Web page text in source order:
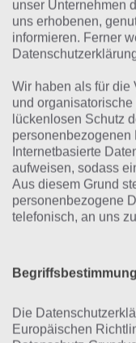
unser Unternehmen
uns erhobenen,
informieren. Ferner
Wir haben als für die
und
lückenlosen Schutz
personenbezogenen
Internetbasierte
aufweisen, sodass
Aus diesem Grund
personenbezogene
telefonisch, an uns
Die
Europäischen